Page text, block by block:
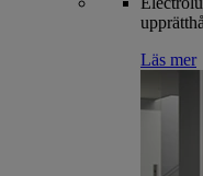
Läs mer